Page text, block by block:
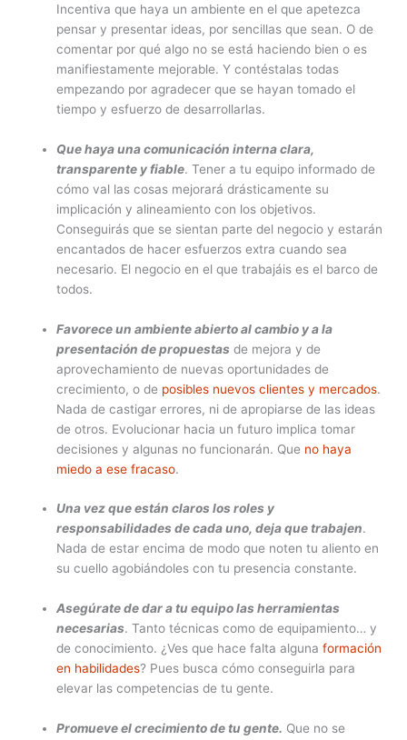
Incentiva que haya un ambiente en el que apetezca
pensar y presentar ideas, por sencillas que sean. O de
comentar por qué algo no se está haciendo bien o es
manifiestamente mejorable. Y contéstalas todas
empezando por agradecer que se hayan tomado el
tiempo y esfuerzo de desarrollarlas.
Que haya una comunicación interna clara,
transparente y fiable. Tener a tu equipo informado de
cómo val las cosas mejorará drásticamente su
implicación y alineamiento con los objetivos.
Conseguirás que se sientan parte del negocio y estarán
encantados de hacer esfuerzos extra cuando sea
necesario. El negocio en el que trabajáis es el barco de
todos.
Favorece un ambiente abierto al cambio y a la
presentación de propuestas de mejora y de
aprovechamiento de nuevas oportunidades de
crecimiento, o de posibles nuevos clientes y mercados.
Nada de castigar errores, ni de apropiarse de las ideas
de otros. Evolucionar hacia un futuro implica tomar
decisiones y algunas no funcionarán. Que no haya
miedo a ese fracaso.
Una vez que están claros los roles y
responsabilidades de cada uno, deja que trabajen.
Nada de estar encima de modo que noten tu aliento en
su cuello agobiándoles con tu presencia constante.
Asegúrate de dar a tu equipo las herramientas
necesarias. Tanto técnicas como de equipamiento… y
de conocimiento. ¿Ves que hace falta algunaformación
en habilidades? Pues busca cómo conseguirla para
elevar las competencias de tu gente.
Promueve el crecimiento de tu gente. Que no se